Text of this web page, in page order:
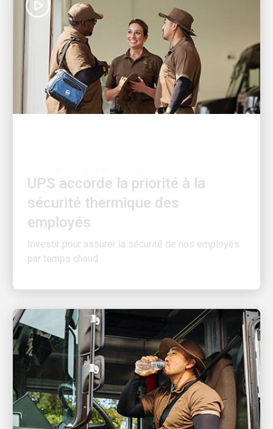
sécurité thermique des
employés
Investir pour assurer la sécurité de nos employés
par temps chaud